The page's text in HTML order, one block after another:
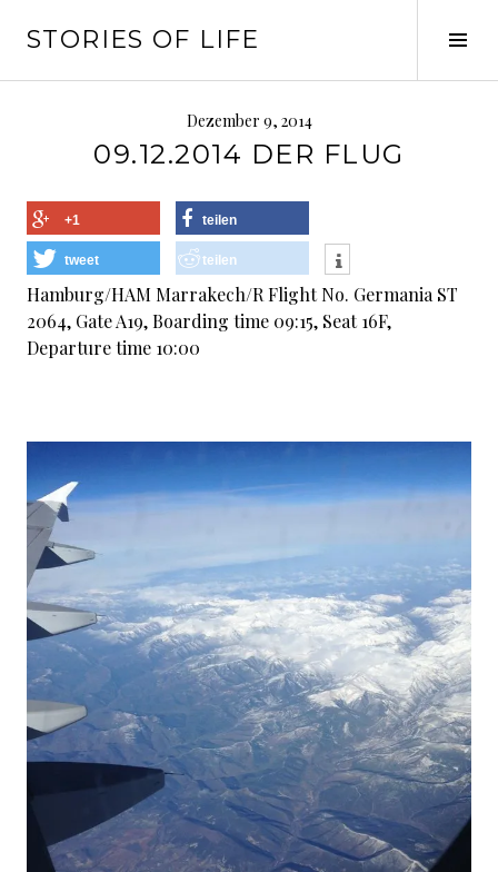
zumSTORIES OF LIFE
Dezember 9, 2014
09.12.2014 DER FLUG
+1 teilen
tweet teilen
Hamburg/HAM Marrakech/R Flight No. Germania ST
2064, Gate A19, Boarding time 09:15, Seat 16F,
Departure time 10:00